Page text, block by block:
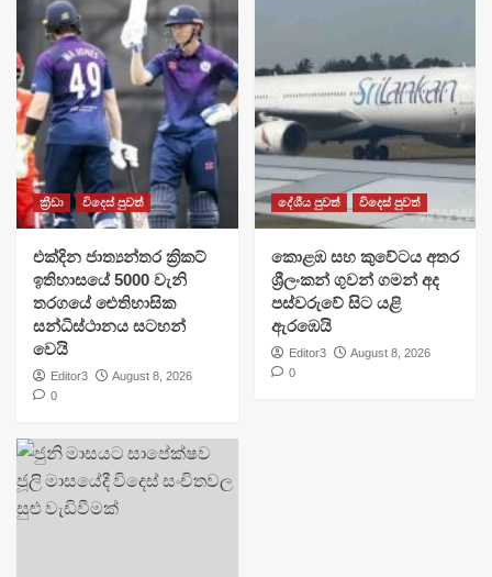
ක්‍රීඩා විදෙස් පුවත්
එක්දින ජාත්‍යන්තර ක්‍රිකට්
ඉතිහාසයේ 5000 වැනි
තරගයේ ඓතිහාසික
සන්ධිස්ථානය සටහන්
වෙයි
Editor3
August 8, 2026
0
දේශීය පුවත් විදෙස් පුවත්
​කොළඹ සහ කුවේටය අතර
ශ්‍රීලංකන් ගුවන් ගමන් අද
පස්වරුවේ සිට යළි
ඇරඹෙයි
Editor3
August 8, 2026
0